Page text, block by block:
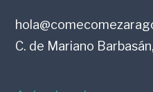
C. de Mariano